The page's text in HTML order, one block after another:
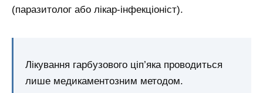
(паразитолог або лікар-інфекціоніст).
Лікування гарбузового ціп’яка проводиться
лише медикаментозним методом.